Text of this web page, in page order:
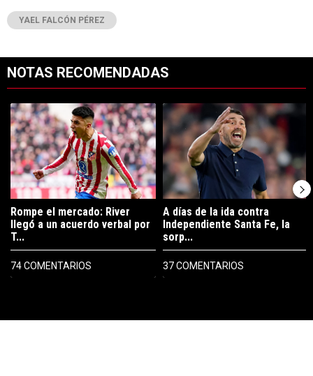
YAEL FALCÓN PÉREZ
NOTAS RECOMENDADAS
Un artículo de tendencia con el título "Rompe el mercado: River
Rompe el mercado: River
llegó a un acuerdo verbal por
T...
74 COMENTARIOS
Un artículo de tendencia con el
A días de la ida contra
Independiente Santa Fe, la
sorp...
37 COMENTARIOS